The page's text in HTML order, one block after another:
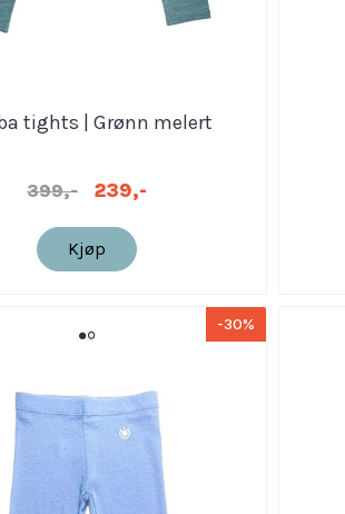
tights | Grønn melert
399,- 239,-
Kjøp
-30%